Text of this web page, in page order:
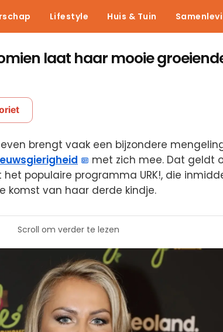
Lifestyle Huis & Tuin
laat haar mooie
brengt vaak een bijzondere
met zich mee. Dat geldt
populaire programma URK!, die
van haar derde kindje.
Scroll om verder te lezen